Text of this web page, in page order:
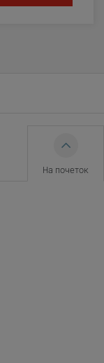
На почеток